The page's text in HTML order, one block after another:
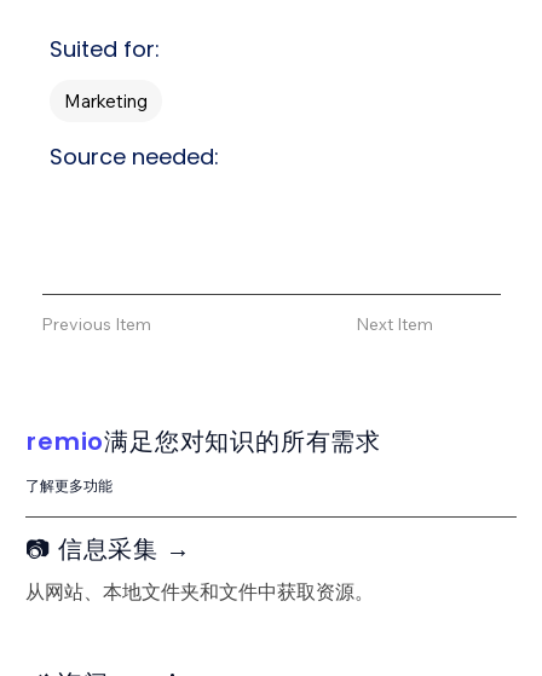
Suited for:
Marketing
Source needed:
Previous Item Next Item
remio满足您对知识的所有需求
了解更多功能
📷 信息采集 →
从网站、本地文件夹和文件中获取资源。